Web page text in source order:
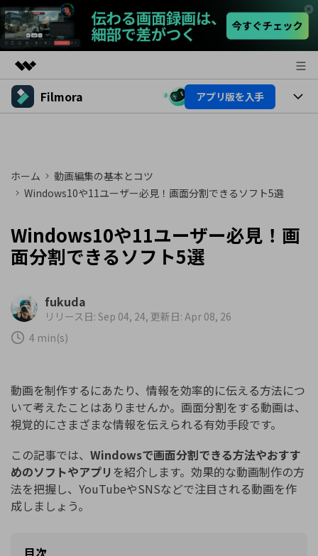
製品
ソリューション
サポート
Filmora アプリ版を入手
製品機能
AI機能
AI機能
AIヒント
Filmoraのユーザー層
ビデオソリューション
動画編集関連知識
サポート
カスタマーサポート
購入する ログイン
検索
ホーム
動画編集の基本とコツ
Windows10や11ユーザー必見！画面分割できるソフト5選
Windows10や11ユーザー必見！画
面分割できるソフト5選
fukuda
リリース日: Sep 04, 24, 更新日: Apr 08, 26
4 min(s)
動画を制作するにあたり、情報を効率的に伝える方法につ
いて考えたことはありませんか。画面分割をする動画は、
視覚的にさまざまな情報を伝えられる有効手段です。
この記事では、 Windowsで画面分割できる方法やおすす
めのソフトやアプリ を紹介します。効果的な動画制作の方
法を把握し、YouTubeやSNSなどで注目される動画を作
成しましょう。
目次